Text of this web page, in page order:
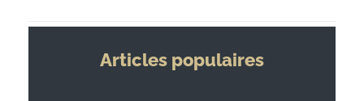
Articles populaires